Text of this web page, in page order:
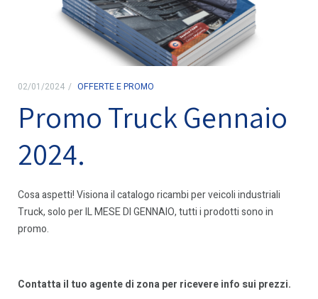
02/01/2024 OFFERTE E PROMO
Promo Truck Gennaio
2024.
Cosa aspetti! Visiona il catalogo ricambi per veicoli industriali
Truck, solo per IL MESE DI GENNAIO, tutti i prodotti sono in
promo.
Contatta il tuo agente di zona per ricevere info sui prezzi.